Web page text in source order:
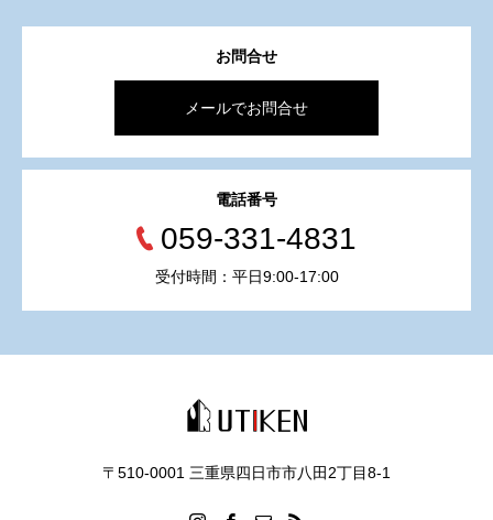
お問合せ
メールでお問合せ
電話番号
059-331-4831
受付時間：平日9:00-17:00
〒510-0001 三重県四日市市八田2丁目8‐1